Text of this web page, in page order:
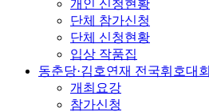
개인 신청현황
단체 참가신청
단체 신청현황
입상 작품집
동춘당·김호연재 전국휘호대회
개최요강
참가신청